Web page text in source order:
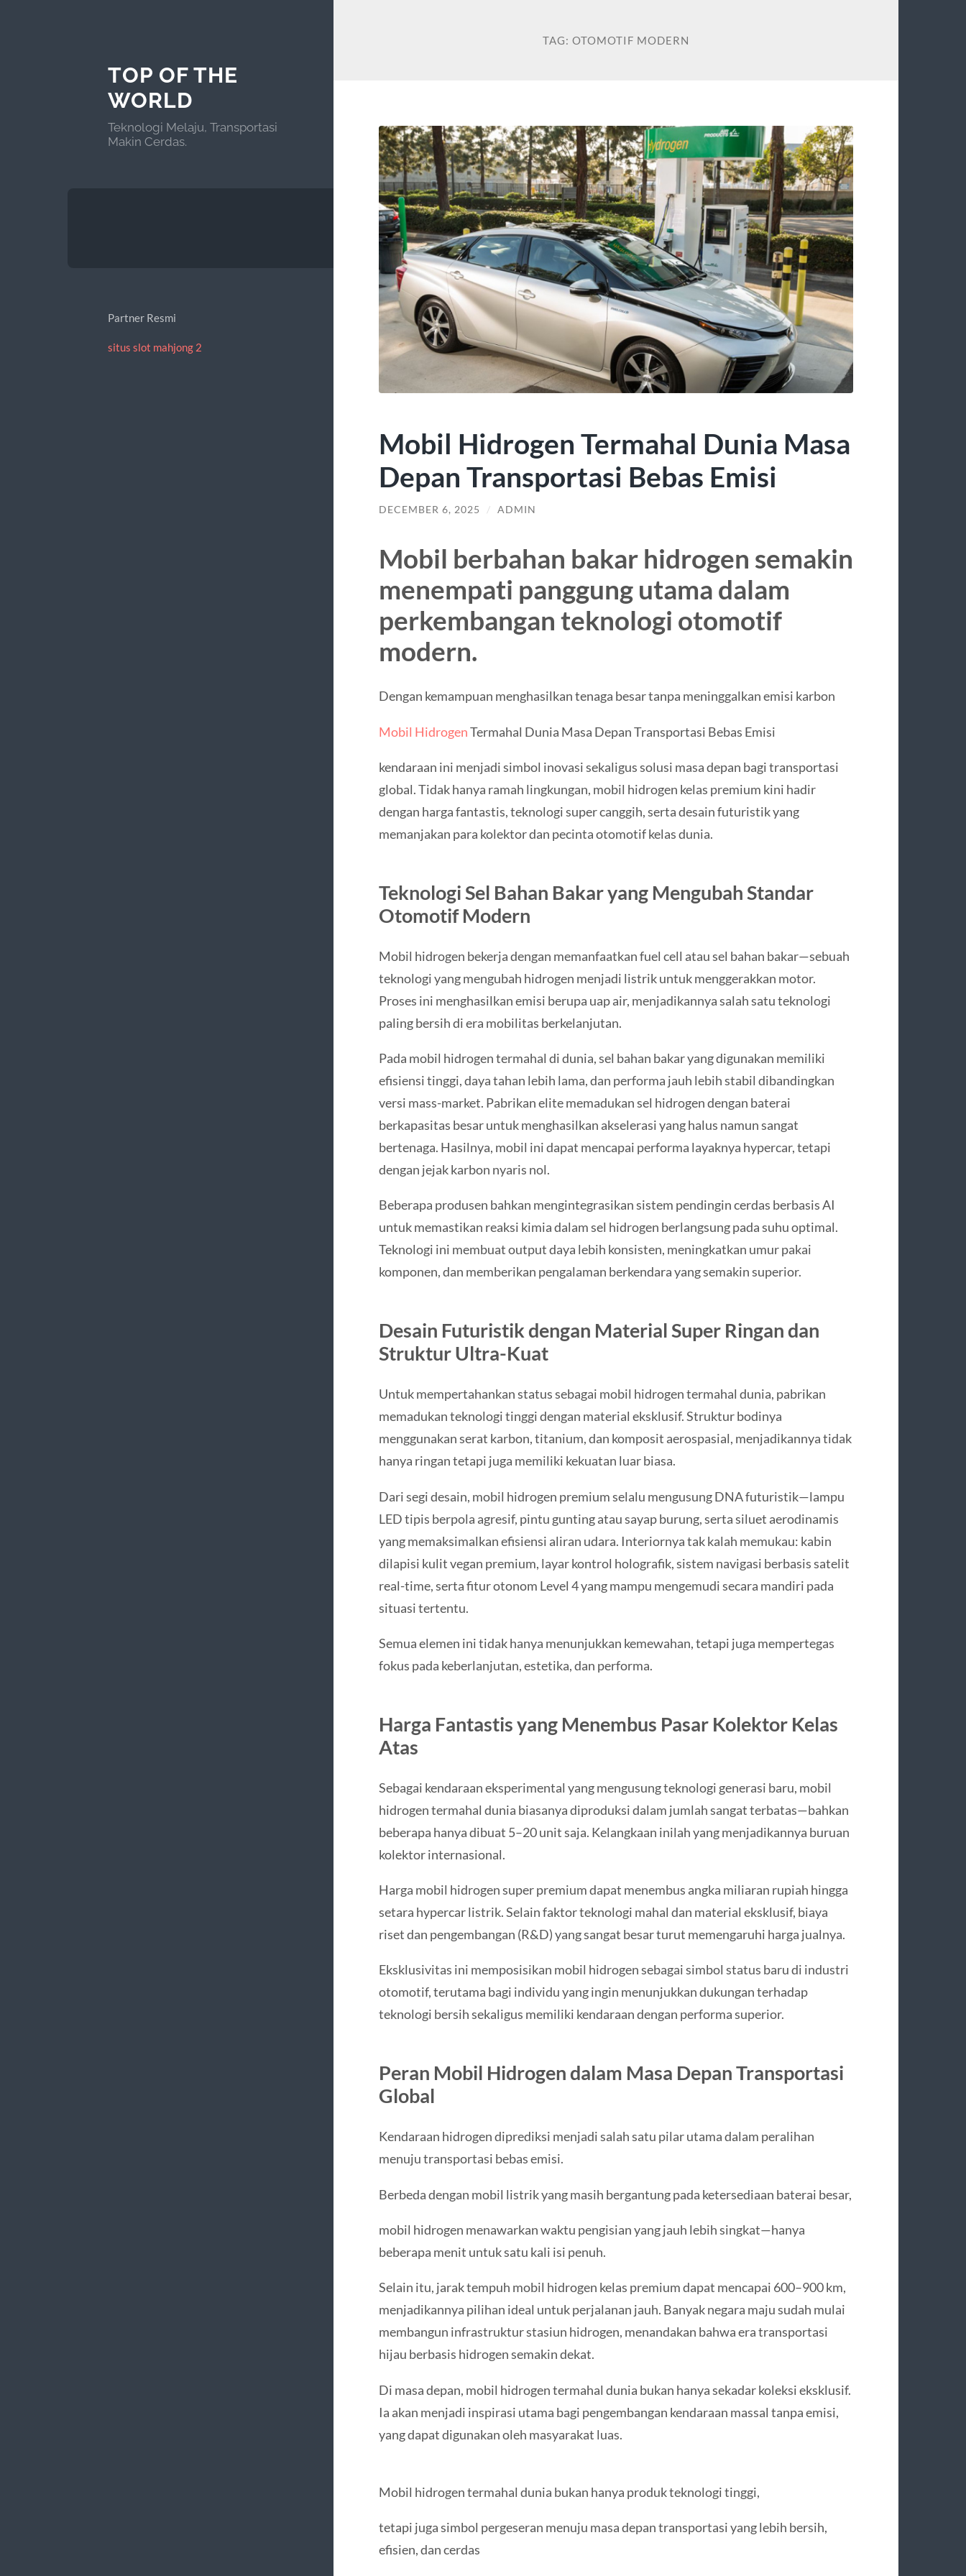
TOP OF THE
WORLD
Teknologi Melaju, Transportasi
Makin Cerdas.
Partner Resmi
situs slot mahjong 2
TAG: OTOMOTIF MODERN
Mobil Hidrogen Termahal Dunia Masa
Depan Transportasi Bebas Emisi
DECEMBER 6, 2025 / ADMIN
Mobil berbahan bakar hidrogen semakin
menempati panggung utama dalam
perkembangan teknologi otomotif
modern.
Dengan kemampuan menghasilkan tenaga besar tanpa meninggalkan emisi karbon
Mobil HidrogenTermahal Dunia Masa Depan Transportasi Bebas Emisi
kendaraan ini menjadi simbol inovasi sekaligus solusi masa depan bagi transportasi
global. Tidak hanya ramah lingkungan, mobil hidrogen kelas premium kini hadir
dengan harga fantastis, teknologi super canggih, serta desain futuristik yang
memanjakan para kolektor dan pecinta otomotif kelas dunia.
Teknologi Sel Bahan Bakar yang Mengubah Standar
Otomotif Modern
Mobil hidrogen bekerja dengan memanfaatkan fuel cell atau sel bahan bakar—sebuah
teknologi yang mengubah hidrogen menjadi listrik untuk menggerakkan motor.
Proses ini menghasilkan emisi berupa uap air, menjadikannya salah satu teknologi
paling bersih di era mobilitas berkelanjutan.
Pada mobil hidrogen termahal di dunia, sel bahan bakar yang digunakan memiliki
efisiensi tinggi, daya tahan lebih lama, dan performa jauh lebih stabil dibandingkan
versi mass-market. Pabrikan elite memadukan sel hidrogen dengan baterai
berkapasitas besar untuk menghasilkan akselerasi yang halus namun sangat
bertenaga. Hasilnya, mobil ini dapat mencapai performa layaknya hypercar, tetapi
dengan jejak karbon nyaris nol.
Beberapa produsen bahkan mengintegrasikan sistem pendingin cerdas berbasis AI
untuk memastikan reaksi kimia dalam sel hidrogen berlangsung pada suhu optimal.
Teknologi ini membuat output daya lebih konsisten, meningkatkan umur pakai
komponen, dan memberikan pengalaman berkendara yang semakin superior.
Desain Futuristik dengan Material Super Ringan dan
Struktur Ultra-Kuat
Untuk mempertahankan status sebagai mobil hidrogen termahal dunia, pabrikan
memadukan teknologi tinggi dengan material eksklusif. Struktur bodinya
menggunakan serat karbon, titanium, dan komposit aerospasial, menjadikannya tidak
hanya ringan tetapi juga memiliki kekuatan luar biasa.
Dari segi desain, mobil hidrogen premium selalu mengusung DNA futuristik—lampu
LED tipis berpola agresif, pintu gunting atau sayap burung, serta siluet aerodinamis
yang memaksimalkan efisiensi aliran udara. Interiornya tak kalah memukau: kabin
dilapisi kulit vegan premium, layar kontrol holografik, sistem navigasi berbasis satelit
real-time, serta fitur otonom Level 4 yang mampu mengemudi secara mandiri pada
situasi tertentu.
Semua elemen ini tidak hanya menunjukkan kemewahan, tetapi juga mempertegas
fokus pada keberlanjutan, estetika, dan performa.
Harga Fantastis yang Menembus Pasar Kolektor Kelas
Atas
Sebagai kendaraan eksperimental yang mengusung teknologi generasi baru, mobil
hidrogen termahal dunia biasanya diproduksi dalam jumlah sangat terbatas—bahkan
beberapa hanya dibuat 5–20 unit saja. Kelangkaan inilah yang menjadikannya buruan
kolektor internasional.
Harga mobil hidrogen super premium dapat menembus angka miliaran rupiah hingga
setara hypercar listrik. Selain faktor teknologi mahal dan material eksklusif, biaya
riset dan pengembangan (R&D) yang sangat besar turut memengaruhi harga jualnya.
Eksklusivitas ini memposisikan mobil hidrogen sebagai simbol status baru di industri
otomotif, terutama bagi individu yang ingin menunjukkan dukungan terhadap
teknologi bersih sekaligus memiliki kendaraan dengan performa superior.
Peran Mobil Hidrogen dalam Masa Depan Transportasi
Global
Kendaraan hidrogen diprediksi menjadi salah satu pilar utama dalam peralihan
menuju transportasi bebas emisi.
Berbeda dengan mobil listrik yang masih bergantung pada ketersediaan baterai besar,
mobil hidrogen menawarkan waktu pengisian yang jauh lebih singkat—hanya
beberapa menit untuk satu kali isi penuh.
Selain itu, jarak tempuh mobil hidrogen kelas premium dapat mencapai 600–900 km,
menjadikannya pilihan ideal untuk perjalanan jauh. Banyak negara maju sudah mulai
membangun infrastruktur stasiun hidrogen, menandakan bahwa era transportasi
hijau berbasis hidrogen semakin dekat.
Di masa depan, mobil hidrogen termahal dunia bukan hanya sekadar koleksi eksklusif.
Ia akan menjadi inspirasi utama bagi pengembangan kendaraan massal tanpa emisi,
yang dapat digunakan oleh masyarakat luas.
Mobil hidrogen termahal dunia bukan hanya produk teknologi tinggi,
tetapi juga simbol pergeseran menuju masa depan transportasi yang lebih bersih,
efisien, dan cerdas